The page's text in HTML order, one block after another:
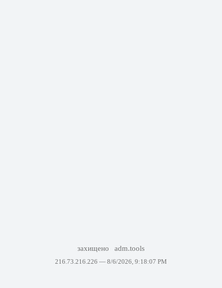
захищено adm.tools
216.73.216.226 — 8/6/2026, 9:18:07 PM